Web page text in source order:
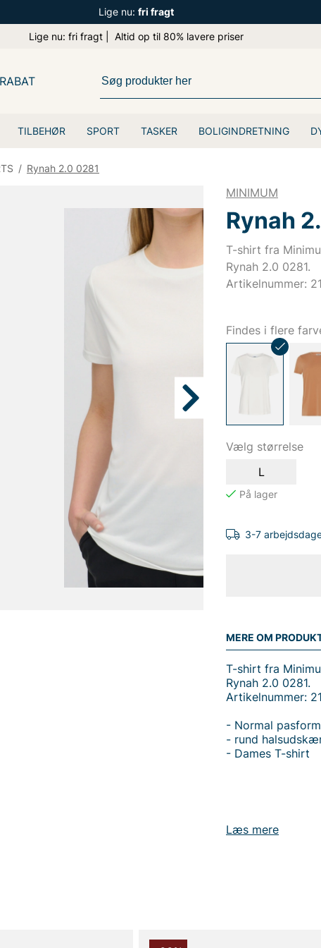
Lige nu: fri fragt
Lige nu: fri fragt | Altid op til 80% lavere priser
TILBEHØR SPORT TASKER BOLIGINDRETNING
/ Rynah 2.0 0281
MINIMUM
Rynah
T-shirt fra
Rynah 2.0 0281.
Artikelnummer:
Findes i flere
Vælg størrelse
L
3-7
MERE OM
Læs mere
T-shirt fra
Rynah 2.0 0281.
Artikelnummer:
- Normal pasform
- rund
- Dames T-shirt
Tak fordi du
Vingåker.Læs